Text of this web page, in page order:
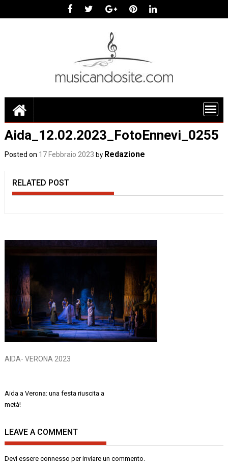
Aida_12.02.2023_FotoEnnevi_0255
Posted on 17 Febbraio 2023 by Redazione
RELATED POST
AIDA- VERONA 2023
Navigazione
articoli
Aida a Verona: una festa riuscita a
metà!
LEAVE A COMMENT
Devi essereconnesso per inviare un commento.